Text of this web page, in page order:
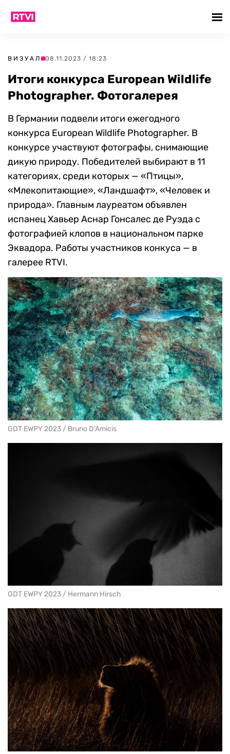
ВИЗУАЛ 08.11.2023 / 18:23
Итоги конкурса European Wildlife
Photographer. Фотогалерея
В Германии подвели итоги ежегодного
конкурса European Wildlife Photographer. В
конкурсе участвуют фотографы, снимающие
дикую природу. Победителей выбирают в 11
категориях, среди которых — «Птицы»,
«Млекопитающие», «Ландшафт», «Человек и
природа». Главным лауреатом объявлен
испанец Хавьер Аснар Гонсалес де Руэда с
фотографией клопов в национальном парке
Эквадора. Работы участников конкуса — в
галерее RTVI.
GDT EWPY 2023 / Bruno D’Amicis
GDT EWPY 2023 / Hermann Hirsch